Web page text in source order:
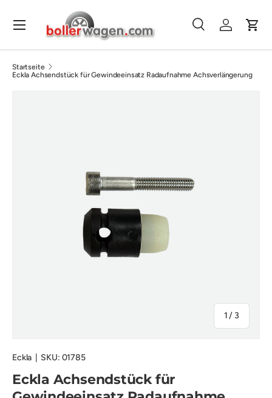
Direkt zum Inhalt
Suchen
SucheEinloggen
Menü
Startseite
Eckla Achsendstück für Gewindeeinsatz Radaufnahme Achsverlängerung
1 / von
3
Eckla SKU: 01785
Eckla Achsendstück für